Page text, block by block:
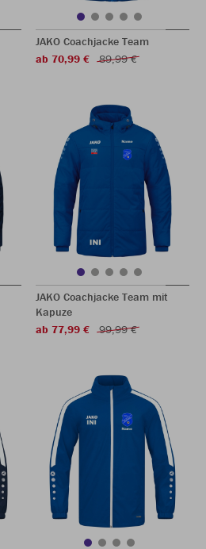
JAKO Coachjacke Team
ab 70,99 €
89,99 €
JAKO Coachjacke Team mit
Kapuze
ab 77,99 €
99,99 €